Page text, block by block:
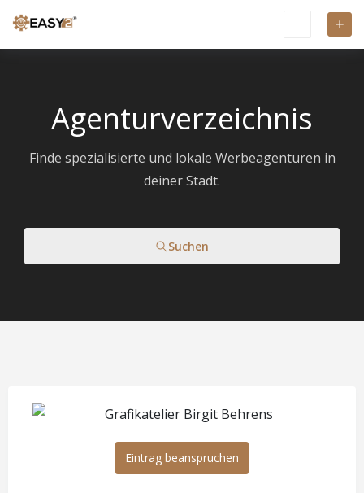
Agenturverzeichnis
Finde spezialisierte und lokale Werbeagenturen in
deiner Stadt.
Suchen
Eintrag beanspruchen